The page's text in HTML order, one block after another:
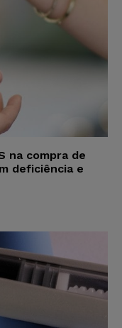
na compra de
deficiência e